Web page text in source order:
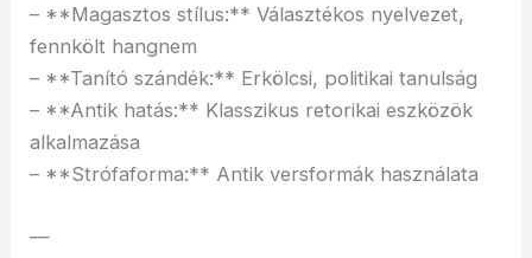
– **Magasztos stílus:** Választékos nyelvezet,
fennkölt hangnem
– **Tanító szándék:** Erkölcsi, politikai tanulság
– **Antik hatás:** Klasszikus retorikai eszközök
alkalmazása
– **Strófaforma:** Antik versformák használata
—